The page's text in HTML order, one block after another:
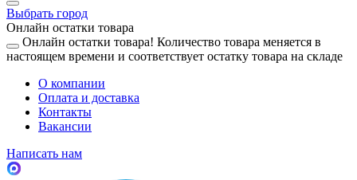
Выбрать город
Онлайн остатки товара
Онлайн остатки товара! Количество товара меняется в
настоящем времени и соответствует остатку товара на складе
О компании
Оплата и доставка
Контакты
Вакансии
Написать нам